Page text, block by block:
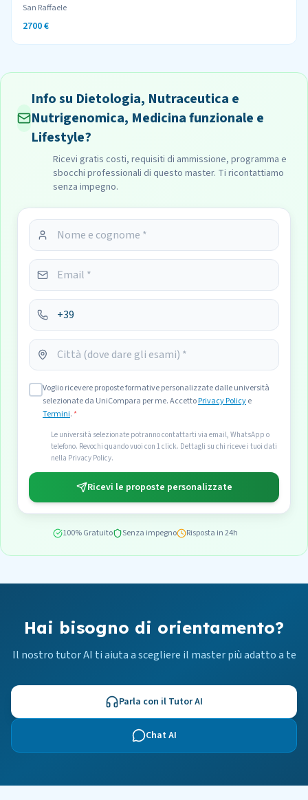
San Raffaele
2700 €
Info su Dietologia, Nutraceutica e
Nutrigenomica, Medicina funzionale e
Lifestyle?
Ricevi gratis costi, requisiti di ammissione, programma e
sbocchi professionali di questo master. Ti ricontattiamo
senza impegno.
Voglio ricevere proposte formative personalizzate dalle università
selezionate da UniCompara per me. AccettoPrivacy Policye
Termini.*
Le università selezionate potranno contattarti via email, WhatsApp o
telefono. Revochi quando vuoi con 1 click. Dettagli su chi riceve i tuoi dati
nella Privacy Policy.
Ricevi le proposte personalizzate
100% Gratuito Senza impegno Risposta in 24h
Hai bisogno di orientamento?
Il nostro tutor AI ti aiuta a scegliere il master più adatto a te
Parla con il Tutor AI
Chat AI